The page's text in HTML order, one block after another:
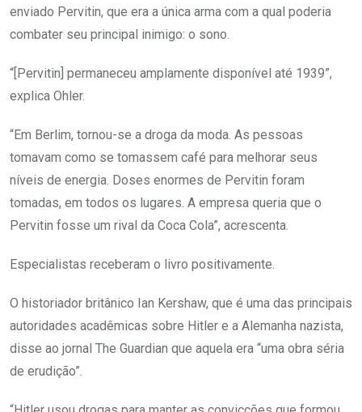
enviado Pervitin, que era a única arma com a qual poderia
combater seu principal inimigo: o sono.
“[Pervitin] permaneceu amplamente disponível até 1939”,
explica Ohler.
“Em Berlim, tornou-se a droga da moda. As pessoas
tomavam como se tomassem café para melhorar seus
níveis de energia. Doses enormes de Pervitin foram
tomadas, em todos os lugares. A empresa queria que o
Pervitin fosse um rival da Coca Cola”, acrescenta.
Especialistas receberam o livro positivamente.
O historiador britânico Ian Kershaw, que é uma das principais
autoridades acadêmicas sobre Hitler e a Alemanha nazista,
disse ao jornal The Guardian que aquela era “uma obra séria
de erudição”.